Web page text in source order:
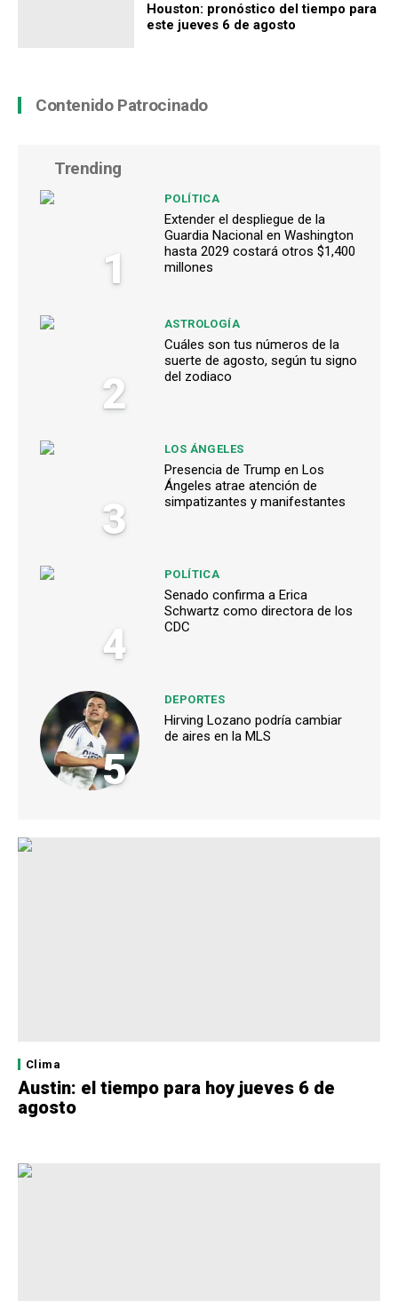
Houston: pronóstico del tiempo para
este jueves 6 de agosto
Contenido Patrocinado
Trending
1
POLÍTICA
Extender el despliegue de la
Guardia Nacional en Washington
hasta 2029 costará otros $1,400
millones
2
ASTROLOGÍA
Cuáles son tus números de la
suerte de agosto, según tu signo
del zodiaco
3
LOS ÁNGELES
Presencia de Trump en Los
Ángeles atrae atención de
simpatizantes y manifestantes
4
POLÍTICA
Senado confirma a Erica
Schwartz como directora de los
CDC
5
DEPORTES
Hirving Lozano podría cambiar
de aires en la MLS
Clima
Austin: el tiempo para hoy jueves 6 de
agosto